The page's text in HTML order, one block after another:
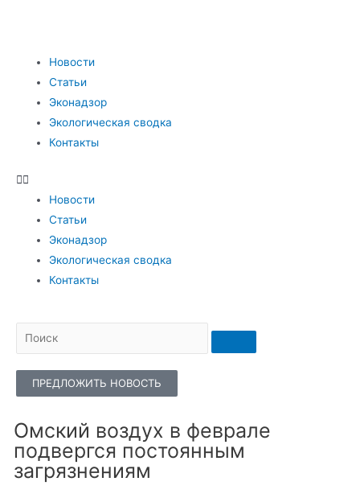
Новости
Статьи
Эконадзор
Экологическая сводка
Контакты
Новости
Статьи
Эконадзор
Экологическая сводка
Контакты
ПРЕДЛОЖИТЬ НОВОСТЬ
Омский воздух в феврале
подвергся постоянным
загрязнениям